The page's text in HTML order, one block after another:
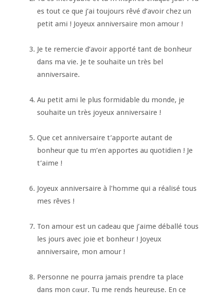
es tout ce que j’ai toujours rêvé d’avoir chez un
petit ami ! Joyeux anniversaire mon amour !
Je te remercie d’avoir apporté tant de bonheur
dans ma vie. Je te souhaite un très bel
anniversaire.
Au petit ami le plus formidable du monde, je
souhaite un très joyeux anniversaire !
Que cet anniversaire t’apporte autant de
bonheur que tu m’en apportes au quotidien ! Je
t’aime !
Joyeux anniversaire à l'homme qui a réalisé tous
mes rêves !
Ton amour est un cadeau que j’aime déballé tous
les jours avec joie et bonheur ! Joyeux
anniversaire, mon amour !
Personne ne pourra jamais prendre ta place
dans mon cœur. Tu me rends heureuse. En ce